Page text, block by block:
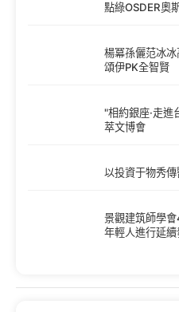
點綠OSDER奧
楊冪孫儷范冰
頌伊PK全智賢
"相約銀座·走進
萃文博會
以投資于物秀
景觀建筑師學
年輕人進行延續